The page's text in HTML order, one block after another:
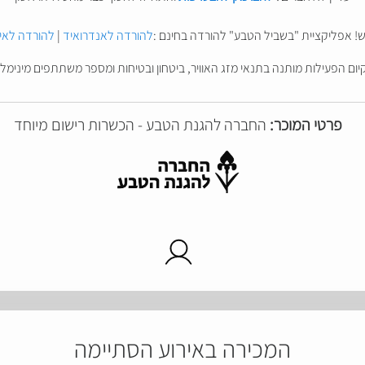
אפליקציית "בשביל הטבע" להורדה בחינם :להורדה לאנדרואיד | להורדה
הפעילות מותנה בתנאי מזג האוויר, ביטחון ובטיחות ומספר משתתפים
פרטי המוכר: החברה להגנת הטבע - הכשרות רישום מיוחד
המכירה באירוע הסתיימה